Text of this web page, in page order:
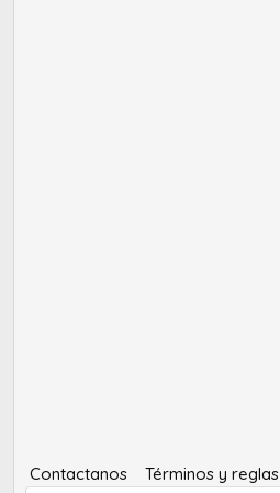
Contactanos Términos y reglas